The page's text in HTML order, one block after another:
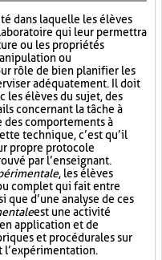
dans laquelle les élèves
qui leur permettra
ou les propriétés
ou
rôle de bien planifier les
adéquatement. Il doit
les élèves du sujet, des
concernant la tâche à
des comportements à
technique, c’est qu’il
propre protocole
par l’enseignant.
, les élèves
complet qui fait entre
que d’une analyse de ces
est une activité
application et de
et procédurales sur
l’expérimentation.